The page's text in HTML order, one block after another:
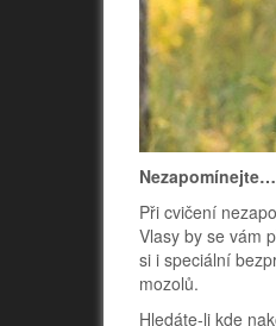
Nezapomínejte…
Při cvičení
Vlasy by se vám
si i speciální
mozolů.
Hledáte-li kde